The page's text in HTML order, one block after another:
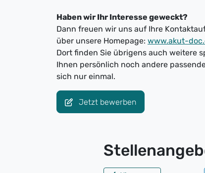
Haben wir Ihr Interesse geweckt?
Dann freuen wir uns auf Ihre
über unsere Homepage: www.akut-
Dort finden Sie übrigens auch weitere
Ihnen persönlich noch andere
sich nur einmal.
Jetzt bewerben